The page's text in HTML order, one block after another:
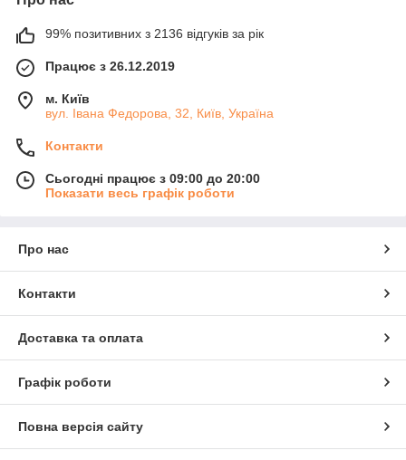
99% позитивних з 2136 відгуків за рік
Працює з 26.12.2019
м. Київ
вул. Івана Федорова, 32, Київ, Україна
Контакти
Сьогодні працює з 09:00 до 20:00
Показати весь графік роботи
Про нас
Контакти
Доставка та оплата
Графік роботи
Повна версія сайту